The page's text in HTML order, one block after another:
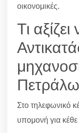
οικονομικές.
Τι
Στο τηλεφωνικό
υπομονή για